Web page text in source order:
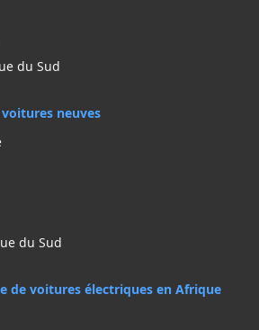
du Sud
neuves
du Sud
de voitures électriques en Afrique